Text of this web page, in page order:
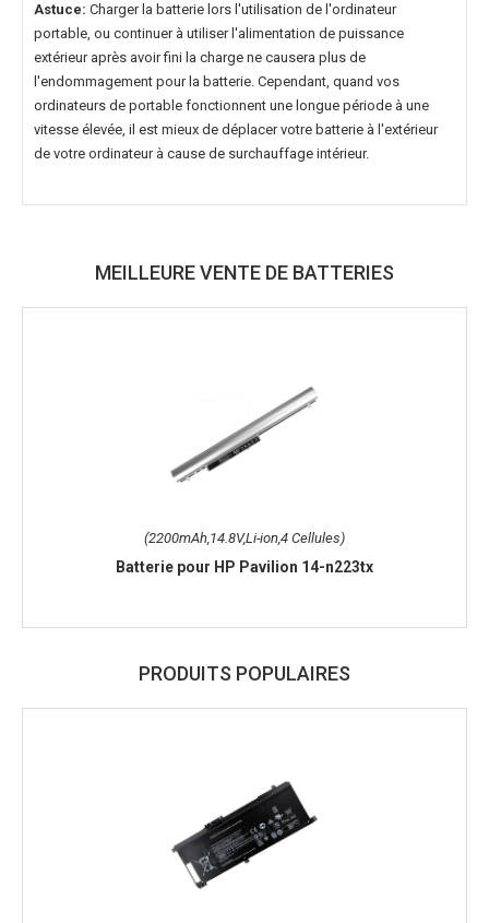
Astuce: Charger la batterie lors l'utilisation de l'ordinateur
portable, ou continuer à utiliser l'alimentation de puissance
extérieur après avoir fini la charge ne causera plus de
l'endommagement pour la batterie. Cependant, quand vos
ordinateurs de portable fonctionnent une longue période à une
vitesse élevée, il est mieux de déplacer votre batterie à l'extérieur
de votre ordinateur à cause de surchauffage intérieur.
MEILLEURE VENTE DE BATTERIES
(2200mAh,14.8V,Li-ion,4 Cellules)
Batterie pour HP Pavilion 14-n223tx
PRODUITS POPULAIRES